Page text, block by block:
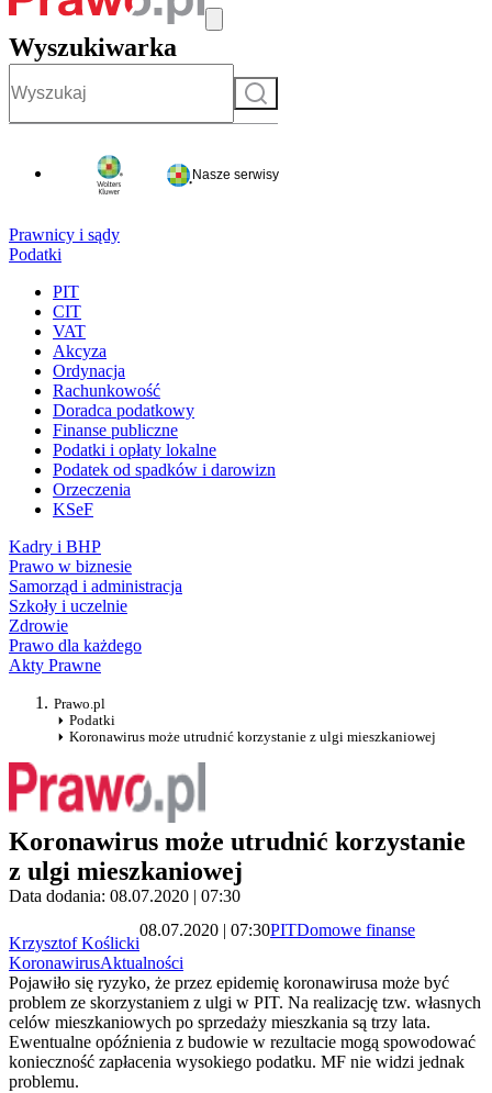
Wyszukiwarka
Szukaj
Nasze serwisy
Prawnicy i sądy
Podatki
PIT
CIT
VAT
Akcyza
Ordynacja
Rachunkowość
Doradca podatkowy
Finanse publiczne
Podatki i opłaty lokalne
Podatek od spadków i darowizn
Orzeczenia
KSeF
Kadry i BHP
Prawo w biznesie
Samorząd i administracja
Szkoły i uczelnie
Zdrowie
Prawo dla każdego
Akty Prawne
Prawo.pl
Podatki
Koronawirus może utrudnić korzystanie z ulgi mieszkaniowej
Koronawirus może utrudnić korzystanie
z ulgi mieszkaniowej
Data dodania: 08.07.2020 | 07:30
Krzysztof Koślicki
08.07.2020 | 07:30PITDomowe finanse
KoronawirusAktualności
Pojawiło się ryzyko, że przez epidemię koronawirusa może być
problem ze skorzystaniem z ulgi w PIT. Na realizację tzw. własnych
celów mieszkaniowych po sprzedaży mieszkania są trzy lata.
Ewentualne opóźnienia z budowie w rezultacie mogą spowodować
konieczność zapłacenia wysokiego podatku. MF nie widzi jednak
problemu.